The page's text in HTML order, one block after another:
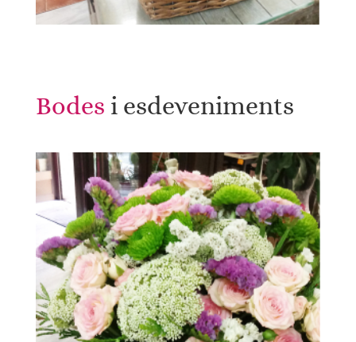
Bodes i esdeveniments